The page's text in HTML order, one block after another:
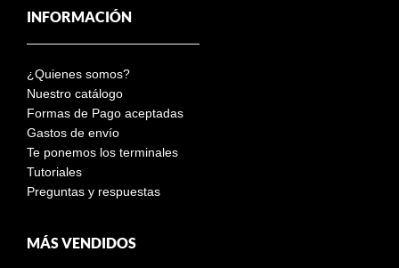
INFORMACIÓN
¿Quienes somos?
Nuestro catálogo
Formas de Pago aceptadas
Gastos de envío
Te ponemos los terminales
Tutoriales
Preguntas y respuestas
MÁS VENDIDOS